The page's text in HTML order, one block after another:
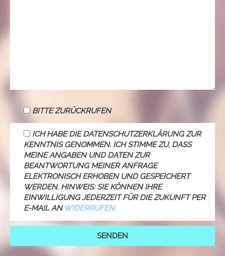
BITTE ZURÜCKRUFEN
ICH HABE DIE DATENSCHUTZERKLÄRUNG ZUR
KENNTNIS GENOMMEN. ICH STIMME ZU, DASS
MEINE ANGABEN UND DATEN ZUR
BEANTWORTUNG MEINER ANFRAGE
ELEKTRONISCH ERHOBEN UND GESPEICHERT
WERDEN. HINWEIS: SIE KÖNNEN IHRE
EINWILLIGUNG JEDERZEIT FÜR DIE ZUKUNFT PER
E-MAIL AN WIDERRUFEN.